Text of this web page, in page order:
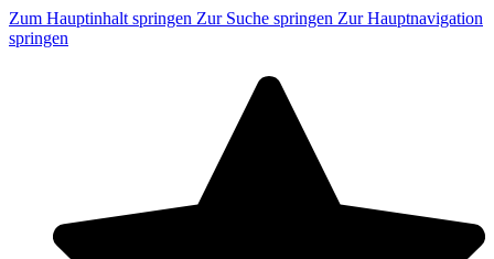
Zum Hauptinhalt springen Zur Suche springen Zur Hauptnavigation
springen